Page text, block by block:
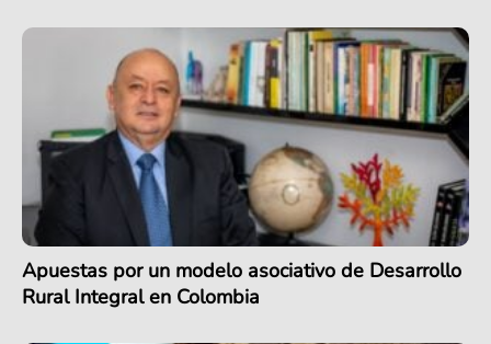
Apuestas por un modelo asociativo de Desarrollo
Rural Integral en Colombia